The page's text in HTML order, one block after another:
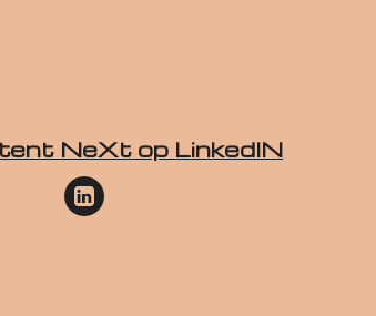
NeXt op LinkedIN